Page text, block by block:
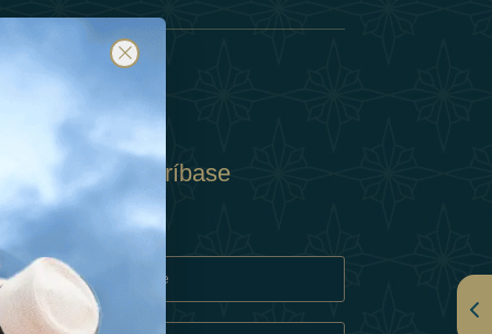
Suscríbase